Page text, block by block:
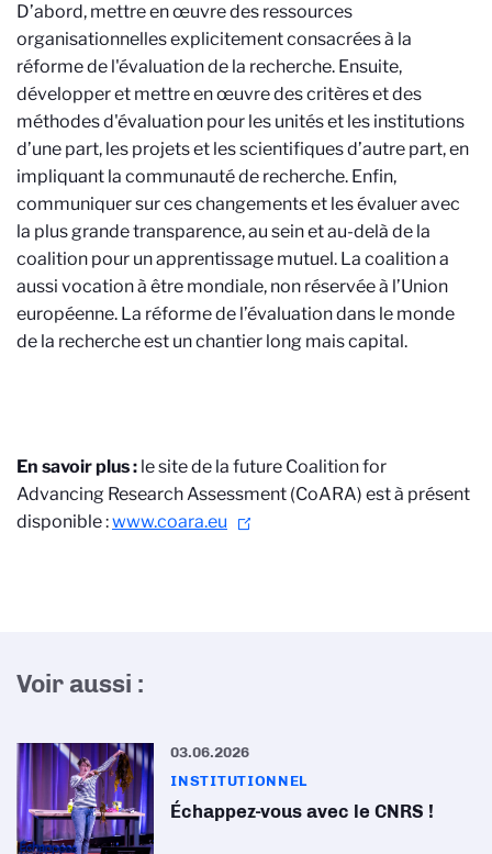
D’abord, mettre en œuvre des ressources
organisationnelles explicitement consacrées à la
réforme de l'évaluation de la recherche. Ensuite,
développer et mettre en œuvre des critères et des
méthodes d'évaluation pour les unités et les institutions
d’une part, les projets et les scientifiques d’autre part, en
impliquant la communauté de recherche. Enfin,
communiquer sur ces changements et les évaluer avec
la plus grande transparence, au sein et au-delà de la
coalition pour un apprentissage mutuel. La coalition a
aussi vocation à être mondiale, non réservée à l’Union
européenne. La réforme de l’évaluation dans le monde
de la recherche est un chantier long mais capital.
En savoir plus : le site de la future Coalition for
Advancing Research Assessment (CoARA) est à présent
disponible :www.coara.eu
Voir aussi :
03.06.2026
INSTITUTIONNEL
Échappez-vous avec le CNRS !